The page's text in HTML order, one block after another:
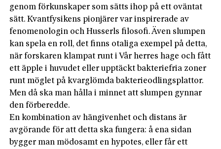
genom förkunskaper som sätts ihop på ett oväntat
sätt. Kvantfysikens pionjärer var inspirerade av
fenomenologin och Husserls filosofi. Även slumpen
kan spela en roll, det finns otaliga exempel på detta,
när forskaren klampat runt i Vår herres hage och fått
ett äpple i huvudet eller upptäckt bakteriefria zoner
runt möglet på kvarglömda bakterieodlingsplattor.
Men då ska man hålla i minnet att slumpen gynnar
den förberedde.
En kombination av hängivenhet och distans är
avgörande för att detta ska fun­gera: å ena sidan
bygger man mödosamt en hypotes, eller får ett